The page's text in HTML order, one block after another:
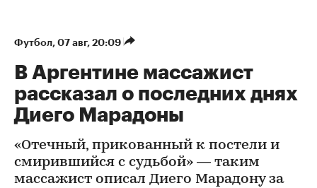
Футбол⁠, 07 авг, 20:09
В Аргентине массажист
рассказал о последних днях
Диего Марадоны
«Отечный, прикованный к постели и
смирившийся с судьбой» — таким
массажист описал Диего Марадону за